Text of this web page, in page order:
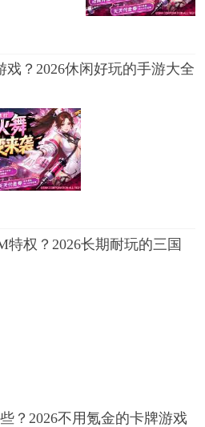
？2026休闲好玩的手游大全
特权？2026长期耐玩的三国
？2026不用氪金的卡牌游戏